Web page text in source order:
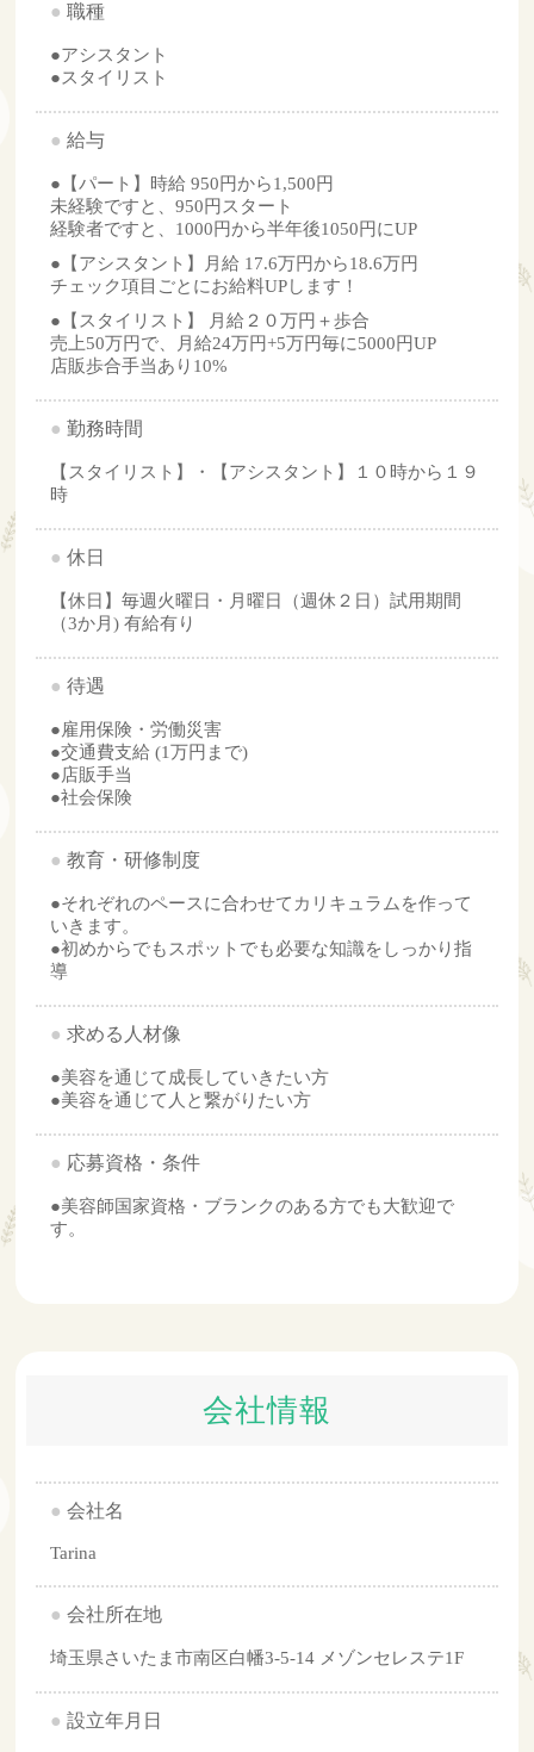
● 職種
●アシスタント
●スタイリスト
● 給与
●【パート】時給 950円から1,500円
未経験ですと、950円スタート
経験者ですと、1000円から半年後1050円にUP
●【アシスタント】月給 17.6万円から18.6万円
チェック項目ごとにお給料UPします！
●【スタイリスト】 月給２０万円＋歩合
売上50万円で、月給24万円+5万円毎に5000円UP
店販歩合手当あり10%
● 勤務時間
【スタイリスト】・【アシスタント】１０時から１９
時
● 休日
【休日】毎週火曜日・月曜日（週休２日）試用期間
（3か月) 有給有り
● 待遇
●雇用保険・労働災害
●交通費支給 (1万円まで)
●店販手当
●社会保険
● 教育・研修制度
●それぞれのペースに合わせてカリキュラムを作って
いきます。
●初めからでもスポットでも必要な知識をしっかり指
導
● 求める人材像
●美容を通じて成長していきたい方
●美容を通じて人と繋がりたい方
● 応募資格・条件
●美容師国家資格・ブランクのある方でも大歓迎で
す。
会社情報
● 会社名
Tarina
● 会社所在地
埼玉県さいたま市南区白幡3-5-14 メゾンセレステ1F
● 設立年月日